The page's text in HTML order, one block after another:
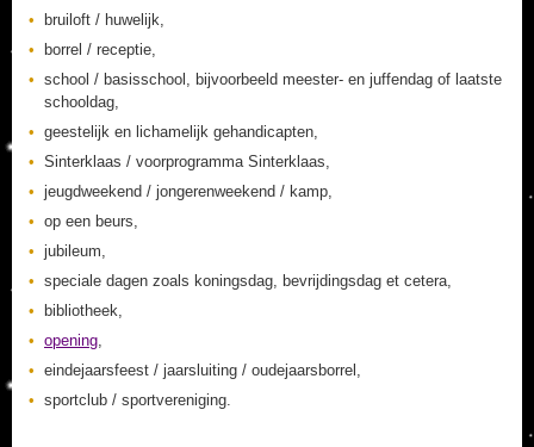
bruiloft / huwelijk,
borrel / receptie,
school / basisschool, bijvoorbeeld meester- en juffendag of laatste
schooldag,
geestelijk en lichamelijk gehandicapten,
Sinterklaas / voorprogramma Sinterklaas,
jeugdweekend / jongerenweekend / kamp,
op een beurs,
jubileum,
speciale dagen zoals koningsdag, bevrijdingsdag et cetera,
bibliotheek,
opening,
eindejaarsfeest / jaarsluiting / oudejaarsborrel,
sportclub / sportvereniging.